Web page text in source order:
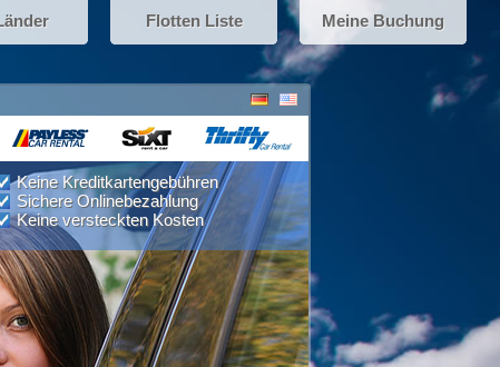
Flotten Liste Meine Buchung
Keine Kreditkartengebühren
Sichere Onlinebezahlung
Keine versteckten Kosten